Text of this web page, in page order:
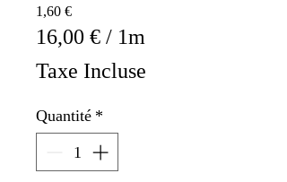
1,60 €Prix
16,00 € / 1m
16,00 €
1
Mètre
Taxe Incluse
Quantité *